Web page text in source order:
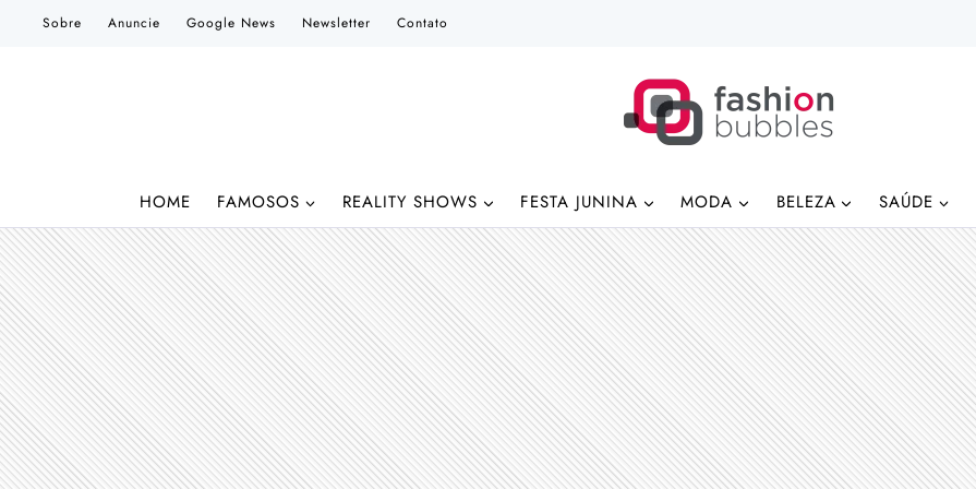
Sobre Anuncie Google News Newsletter Contato
HOME FAMOSOS REALITY SHOWS FESTA JUNINA MODA BELEZA SAÚDE